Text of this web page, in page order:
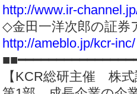
http://www.ir-
◇金田一洋次郎の証券
http://ameblo.jp/kcr-inc/
【KCR総研主催 株